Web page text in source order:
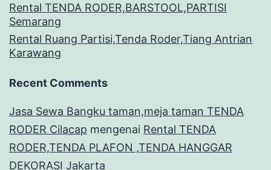
Rental TENDA RODER,BARSTOOL,PARTISI
Semarang
Rental Ruang Partisi,Tenda Roder,Tiang Antrian
Karawang
Recent Comments
Jasa Sewa Bangku taman,meja taman TENDA
RODER Cilacap mengenai Rental TENDA
RODER,TENDA PLAFON ,TENDA HANGGAR
DEKORASI Jakarta